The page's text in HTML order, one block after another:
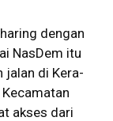
dengan
NasDem itu
jalan di Kera-
akses dari